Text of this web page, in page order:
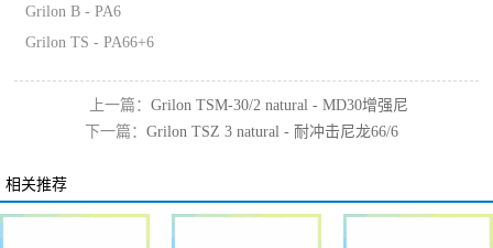
Grilon B - PA6
Grilon TS - PA66+6
上一篇：Grilon TSM-30/2 natural - MD30增强尼
龙66/6
下一篇： Grilon TSZ 3 natural - 耐冲击尼龙66/6
相关推荐